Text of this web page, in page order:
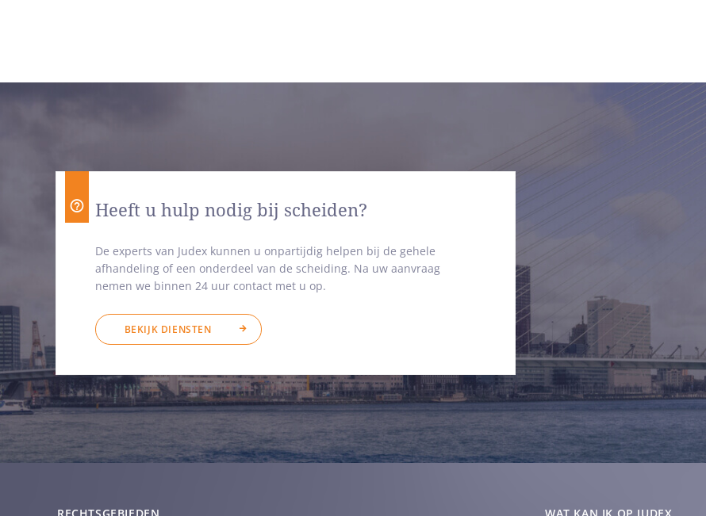
Heeft u hulp nodig bij scheiden?
De experts van Judex kunnen u onpartijdig helpen bij de gehele
afhandeling of een onderdeel van de scheiding. Na uw aanvraag
nemen we binnen 24 uur contact met u op.
BEKIJK DIENSTEN